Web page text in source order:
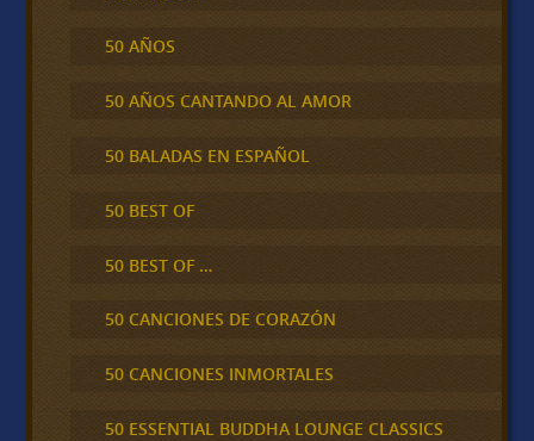
50 AÑOS
50 AÑOS CANTANDO AL AMOR
50 BALADAS EN ESPAÑOL
50 BEST OF
50 BEST OF …
50 CANCIONES DE CORAZÓN
50 CANCIONES INMORTALES
50 ESSENTIAL BUDDHA LOUNGE CLASSICS